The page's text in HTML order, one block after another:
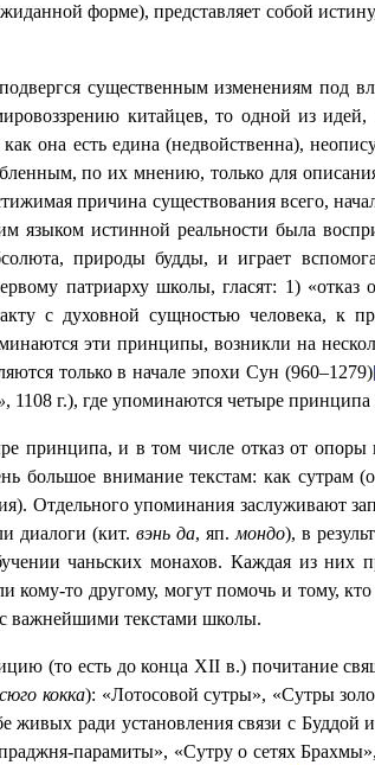
форме), представляет собой
существенным изменениям под
китайцев, то одной из
как она есть едина (недвойственна),
по их мнению, только для
причина существования всего,
языком истинной реальности была
природы будды, и играет
патриарху школы, гласят: 1) «отказ
с духовной сущностью человека, к
эти принципы, возникли на
только в начале эпохи Сун (960‒1279)
, 1108 г.), где упоминаются четыре
принципа, и в том числе отказ от
большое внимание текстам: как сутрам
упоминания заслуживают
диалоги (кит.вэнь да, яп.мондо), в
чаньских монахов. Каждая из них
кому-то другому, могут помочь и тому,
важнейшими текстами школы.
(то есть до концаXII в.) почитание
сюго кокка): «Лотосовой сутры», «Сутры
живых ради установления связи с
парамиты», «Сутру о сетях